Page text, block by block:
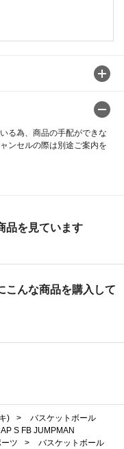
る為、商品の手配ができな
ンセルの際は別途ご案内を
品を見ています
こんな商品を購入して
) >
バスケットボール
S FB JUMPMAN
ツ >
バスケットボール